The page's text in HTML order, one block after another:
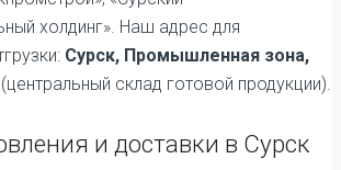
холдинг». Наш адрес для
Сурск, Промышленная зона,
(центральный склад готовой продукции).
и доставки в Сурск